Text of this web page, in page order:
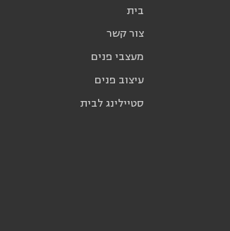
בית
צור קשר
מעצבי פנים
עיצוב פנים
סטיילינג לבית